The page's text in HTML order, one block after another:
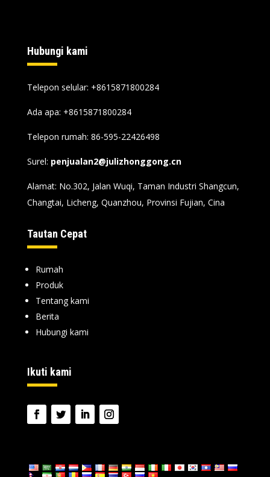
Hubungi kami
Telepon selular: +8615871800284
Ada apa: +8615871800284
Telepon rumah: 86-595-22426498
Surel: penjualan2@julizhonggong.cn
Alamat: No.302, Jalan Wuqi, Taman Industri Shangcun,
Changtai, Licheng, Quanzhou, Provinsi Fujian, Cina
Tautan Cepat
Rumah
Produk
Tentang kami
Berita
Hubungi kami
Ikuti kami